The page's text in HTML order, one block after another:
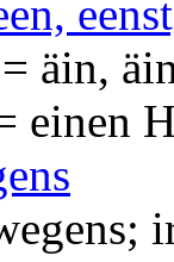
äin,
einen